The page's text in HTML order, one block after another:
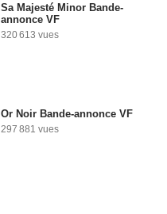
Sa Majesté Minor Bande-
annonce VF
320 613 vues
Or Noir Bande-annonce VF
297 881 vues